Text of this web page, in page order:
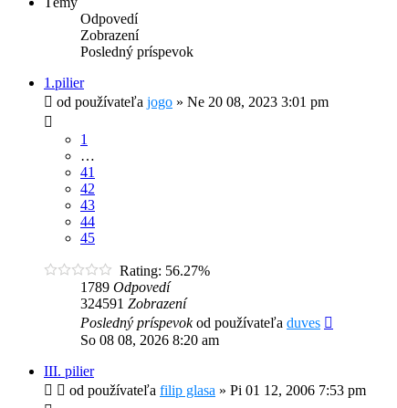
Odpovedí
Zobrazení
Posledný príspevok
1.pilier
od používateľa jogo » Ne 20 08, 2023 3:01 pm
1
…
41
42
43
44
45
Rating: 56.27%
1789 Odpovedí
324591 Zobrazení
Posledný príspevokod používateľa duves
So 08 08, 2026 8:20 am
III. pilier
od používateľa filip glasa » Pi 01 12, 2006 7:53 pm